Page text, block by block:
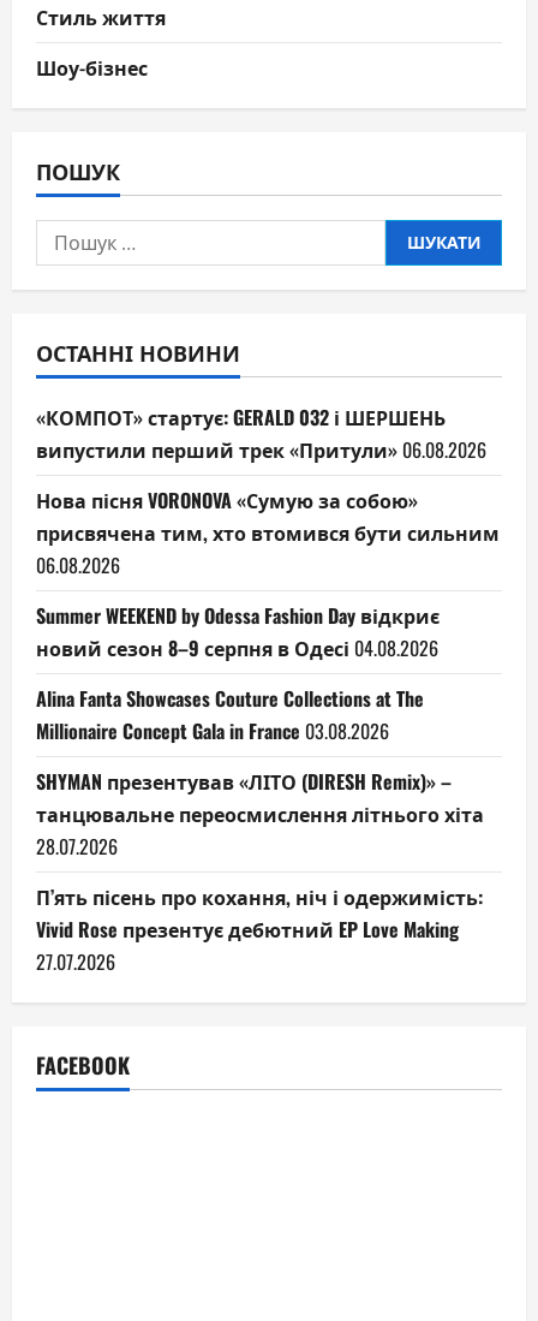
Стиль життя
Шоу-бізнес
ПОШУК
Пошук:
ОСТАННІ НОВИНИ
«КОМПОТ» стартує: GERALD 032 і ШЕРШЕНЬ
випустили перший трек «Притули» 06.08.2026
Нова пісня VORONOVA «Сумую за собою»
присвячена тим, хто втомився бути сильним
06.08.2026
Summer WEEKEND by Odessa Fashion Day відкриє
новий сезон 8–9 серпня в Одесі 04.08.2026
Alina Fanta Showcases Couture Collections at The
Millionaire Concept Gala in France 03.08.2026
SHYMAN презентував «ЛІТО (DIRESH Remix)» –
танцювальне переосмислення літнього хіта
28.07.2026
П’ять пісень про кохання, ніч і одержимість:
Vivid Rose презентує дебютний EP Love Making
27.07.2026
FACEBOOK